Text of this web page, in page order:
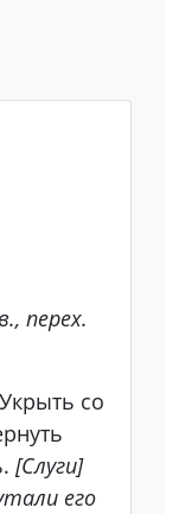
перех.
со
[Слуги]
его